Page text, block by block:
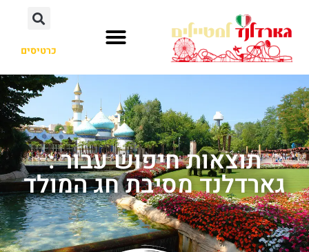
כרטיסים
תוצאות חיפוש עבור :
גארדלנד מסיבת חג המולד